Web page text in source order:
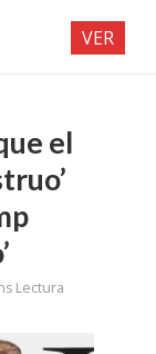
el
Lectura
VER